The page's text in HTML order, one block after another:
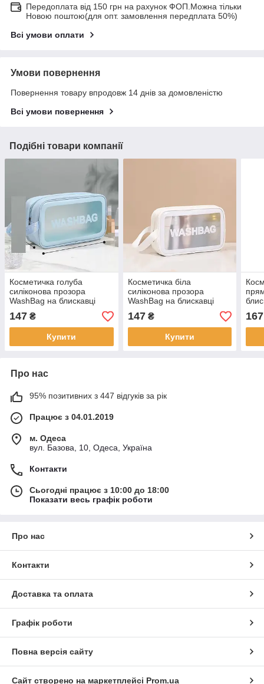
Передоплата від 150 грн на рахунок ФОП.Можна тільки
Новою поштою(для опт. замовлення передплата 50%)
Всі умови оплати
Умови повернення
Повернення товару впродовж 14 днів за домовленістю
Всі умови повернення
Подібні товари компанії
Косметичка голуба
силіконова прозора
WashBag на блискавці
27*16 см Karman
147 ₴
Купити
Косметичка біла
силіконова прозора
WashBag на блискавці
27*16 см Karman
147₴
Купити
167
Про нас
95% позитивних з 447 відгуків за рік
Працює з 04.01.2019
м. Одеса
вул. Базова, 10, Одеса, Україна
Контакти
Сьогодні працює з 10:00 до 18:00
Показати весь графік роботи
Про нас
Контакти
Доставка та оплата
Графік роботи
Повна версія сайту
Сайт створено на маркетплейсі Prom.ua